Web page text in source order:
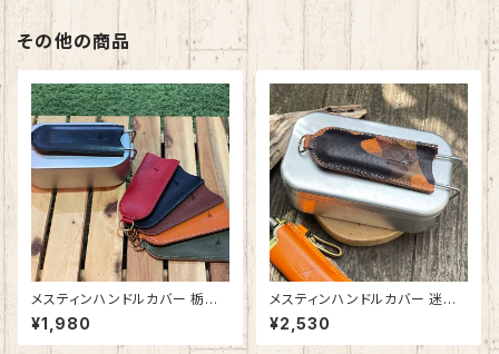
その他の商品
メスティンハンドルカバー 栃木
レザー 日本製 SPO-003
¥1,980
メスティンハンドルカバー 迷彩
柄 イタリアンレザー 日本製 SP
O-003-2
¥2,530